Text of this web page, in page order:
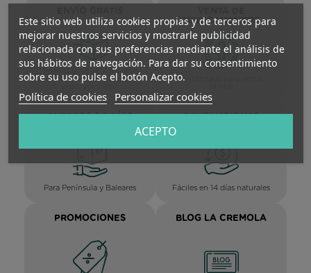
Este sitio web utiliza cookies propias y de terceros para
mejorar nuestros servicios y mostrarle publicidad
relacionada con sus preferencias mediante el análisis de
sus hábitos de navegación. Para dar su consentimiento
sobre su uso pulse el botón Acepto.
Política de cookies Personalizar cookies
ACEPTO
Península >59€ / Asturias
>29€ (inferior a 5kg/L
MEDICAMENTOS
Autorizada para venta
ENTREGA 1-3 DÍAS
Para Península y Baleares
DEVOLUCIONES
Fáciles en 14 días naturales
PROMOCIONES BLOG LA CREMOLA